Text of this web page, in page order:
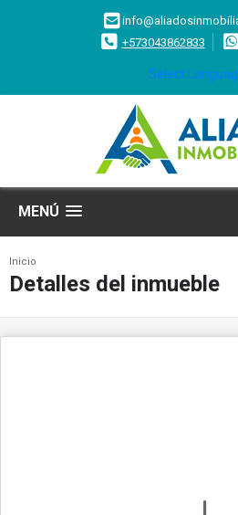
+573043862833
Select
MENÚ
Inicio
Detalles del inmueble